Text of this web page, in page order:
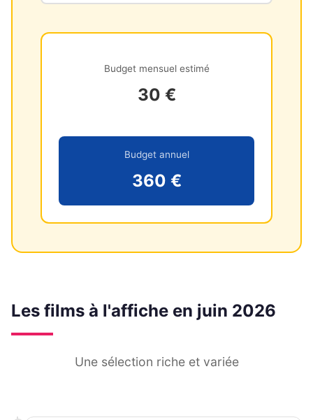
Budget mensuel estimé
30 €
Budget annuel
360 €
Les films à l'affiche en juin 2026
Une sélection riche et variée